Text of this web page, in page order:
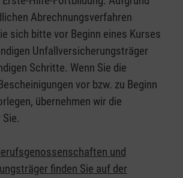
Abrechnungsverfahren
sich bitte vor Beginn eines Kurses
Unfallversicherungsträger
Schritte. Wenn Sie die
vor bzw. zu Beginn
übernehmen wir die
und
finden Sie auf der